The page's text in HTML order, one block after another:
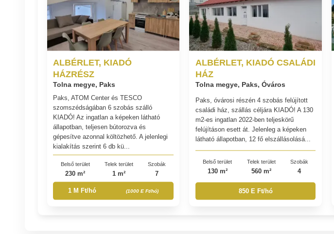
ALBÉRLET, KIADÓ
HÁZRÉSZ
Tolna megye, Paks
Paks, ATOM Center és TESCO
szomszédságában 6 szobás szálló
KIADÓ! Az ingatlan a képeken látható
állapotban, teljesen bútorozva és
gépesítve azonnal költözhető. A jelenlegi
kialakítás szerint 6 db kü...
Belső terület
230 m²
Telek terület
1 m²
Szobák
7
1 M Ft/hó (1000 E Ft/hó)
ALBÉRLET, KIADÓ CSALÁDI
HÁZ
Tolna megye, Paks, Óváros
Paks, óvárosi részén 4 szobás felújított
családi ház, szállás céljára KIADÓ! A 130
m2-es ingatlan 2022-ben teljeskörű
felújításon esett át. Jelenleg a képeken
látható állapotban, 12 fő elszállásolásá...
Belső terület
130 m²
Telek terület
560 m²
Szobák
4
850 E Ft/hó